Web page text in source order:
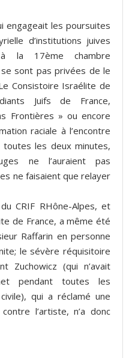
engageait les poursuites
d’institutions juives
la 17ème chambre
sont pas privées de le
Consistoire Israélite de
Juifs de France,
Frontières » ou encore
raciale à l’encontre
les deux minutes,
ne l’auraient pas
ne faisaient que relayer
CRIF RHône-Alpes, et
de France, a même été
Raffarin en personne
le sévère réquisitoire
Zuchowicz (qui n’avait
pendant toutes les
qui a réclamé une
l’artiste, n’a donc